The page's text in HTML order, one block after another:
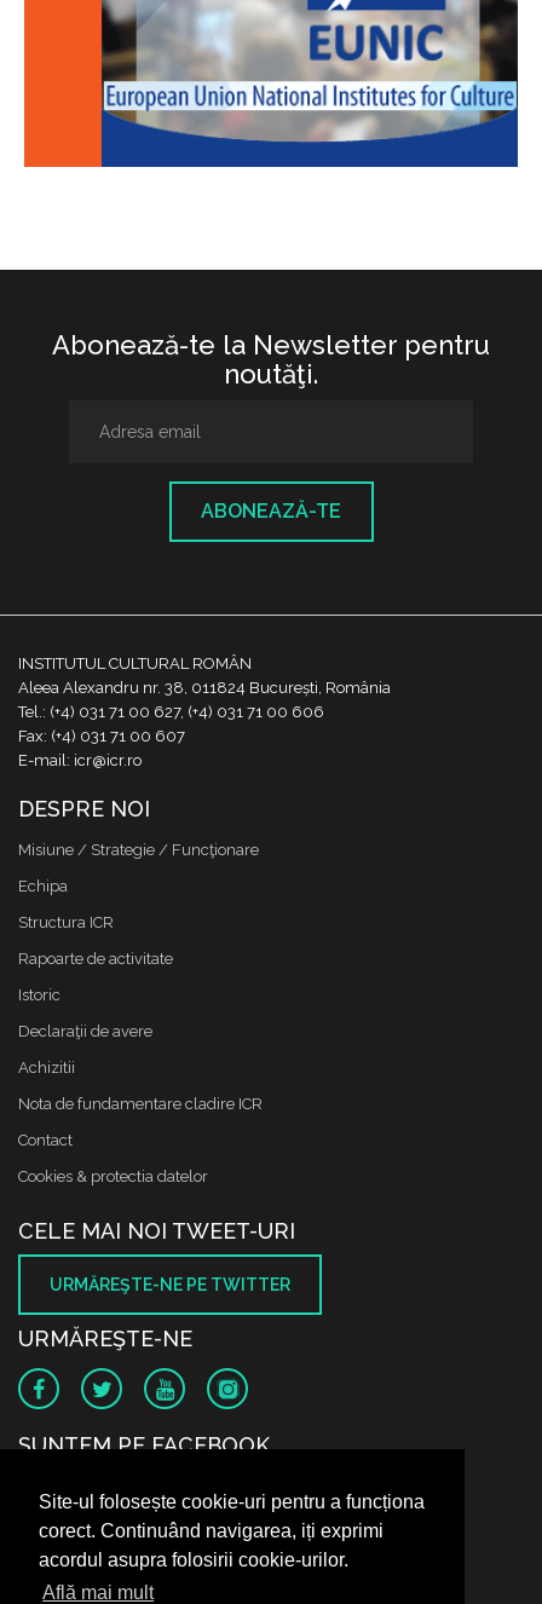
Site-ul folosește cookie-uri pentru a funcționa
corect. Continuând navigarea, iți exprimi
acordul asupra folosirii cookie-urilor.
Află mai mult
Abonează-te la Newsletter pentru
noutăţi.
ABONEAZĂ-TE
INSTITUTUL CULTURAL ROMÂN
Aleea Alexandru nr. 38, 011824 București, România
Tel.: (+4) 031 71 00 627, (+4) 031 71 00 606
Fax: (+4) 031 71 00 607
E-mail: icr@icr.ro
DESPRE NOI
Misiune / Strategie / Funcţionare
Echipa
Structura ICR
Rapoarte de activitate
Istoric
Declaraţii de avere
Achizitii
Nota de fundamentare cladire ICR
Contact
Cookies & protectia datelor
CELE MAI NOI TWEET-URI
URMĂREŞTE-NE PE TWITTER
URMĂREŞTE-NE
SUNTEM PE FACEBOOK